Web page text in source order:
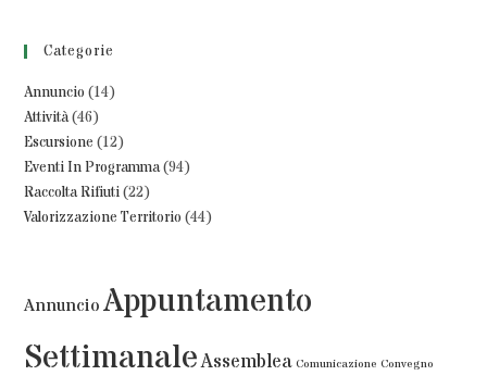
Categorie
Annuncio (14)
Attività(46)
Escursione (12)
Eventi In Programma(94)
Raccolta Rifiuti(22)
Valorizzazione Territorio (44)
Annuncio Appuntamento
SettimanaleAssemblea Comunicazione Convegno